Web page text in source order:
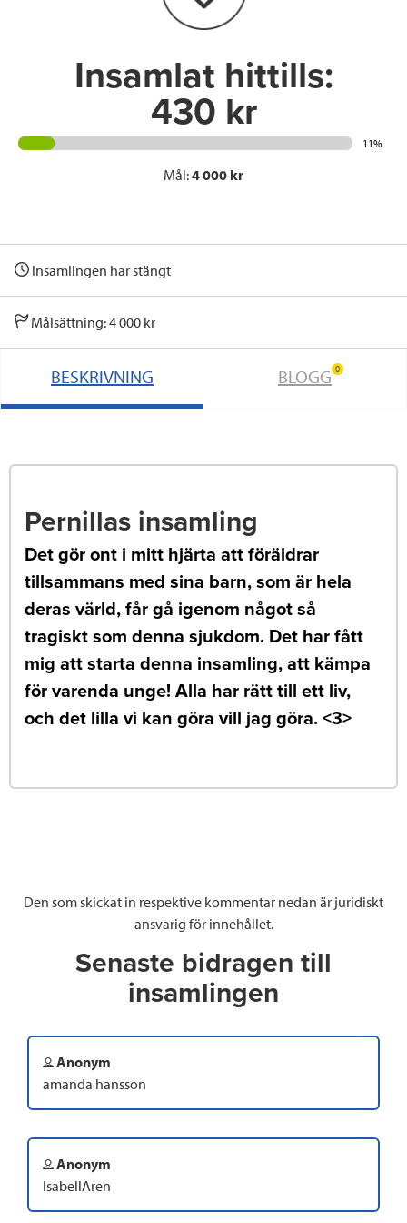
n
Insamlat hittills:
430 kr
11%
Mål:4 000 kr
Insamlingen har stängt
Målsättning: 4 000 kr
BESKRIVNING BLOGG 0
Pernillas insamling
Det gör ont i mitt hjärta att föräldrar
tillsammans med sina barn, som är hela
deras värld, får gå igenom något så
tragiskt som denna sjukdom. Det har fått
mig att starta denna insamling, att kämpa
för varenda unge! Alla har rätt till ett liv,
och det lilla vi kan göra vill jag göra. <3>
Den som skickat in respektive kommentar nedan är juridiskt
ansvarig för innehållet.
Senaste bidragen till
insamlingen
Anonym
amanda hansson
Anonym
IsabellAren